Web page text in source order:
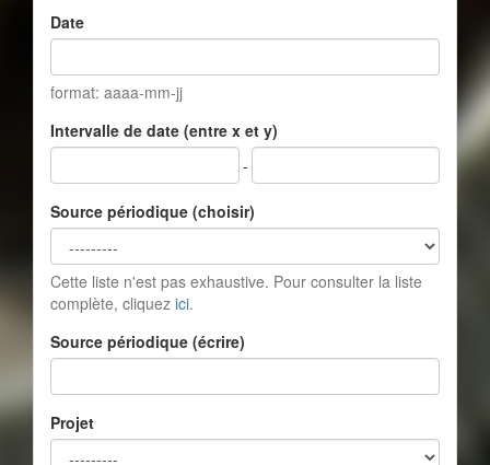
Date
format: aaaa-mm-jj
Intervalle de date (entre x et y)
-
Source périodique (choisir)
Cette liste n'est pas exhaustive. Pour consulter la liste
complète, cliquez ici.
Source périodique (écrire)
Projet